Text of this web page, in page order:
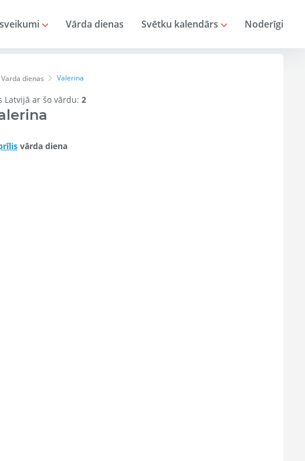
Vārda dienas Svētku kalendārs Noderīgi
Varda dienas Valerina
Latvijā ar šo vārdu: 2
vārda diena